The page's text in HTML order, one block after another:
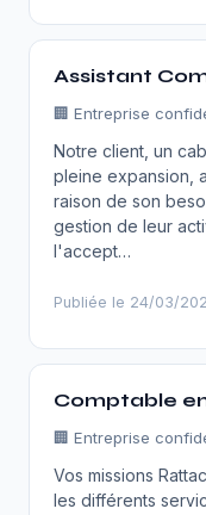
Assistant
🏢 Entreprise
Notre client, un
pleine expansion,
raison de son
gestion de leur
l'accept…
Publiée le 24/03/
Comptable
🏢 Entreprise
Vos missions
les différents